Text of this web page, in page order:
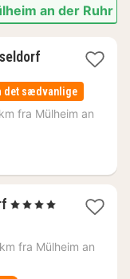
an der Ruhr
2
fra
1489
kr.
det sædvanlige
fra Mülheim an
1
591
, 4 Stjerner
fra Mülheim an